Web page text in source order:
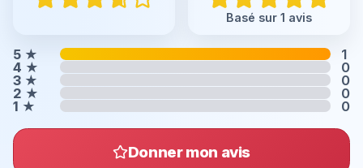
Basé sur 1 avis
5 ★
1
4 ★
0
3 ★
0
2 ★
0
1 ★ 0
Donner mon avis